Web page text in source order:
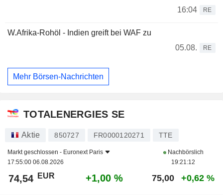
16:04
RE
W.Afrika-Rohöl - Indien greift bei WAF zu
05.08.
RE
Mehr Börsen-Nachrichten
TOTALENERGIES SE
Aktie 850727 FR0000120271 TTE
Markt geschlossen - Euronext Paris
17:55:00 06.08.2026
Nachbörslich
19:21:12
74,54 EUR +1,00 % 75,00 +0,62 %